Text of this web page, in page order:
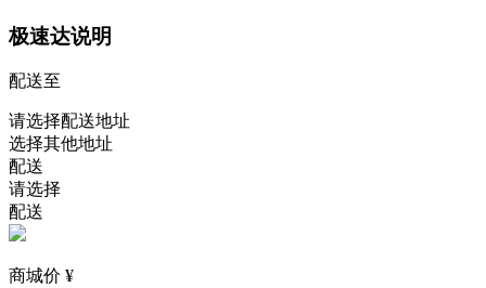
极速达说明
配送至
请选择配送地址
选择其他地址
配送
请选择
配送
商城价 ¥